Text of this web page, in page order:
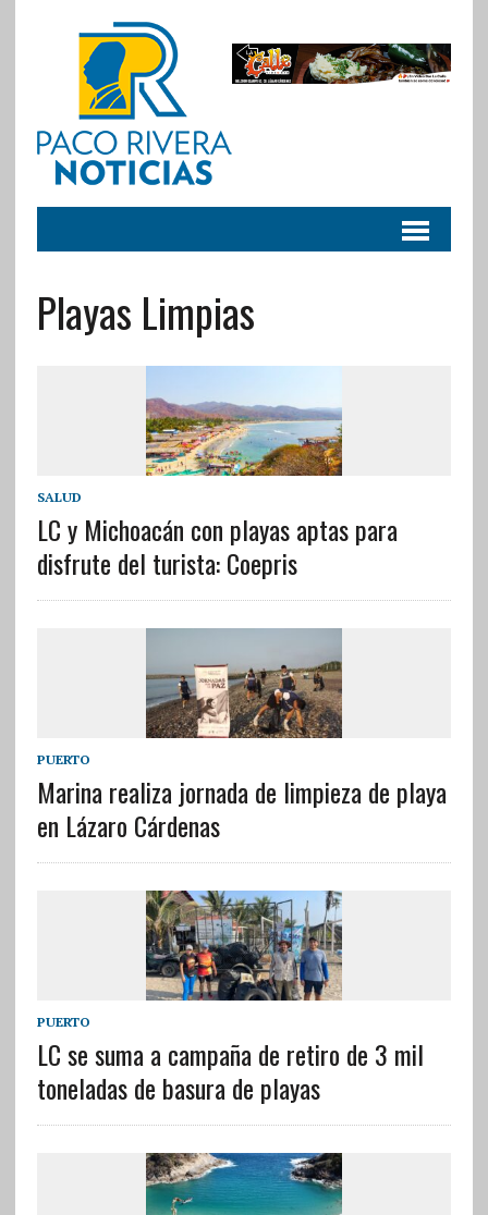
Playas Limpias
SALUD
LC y Michoacán con playas aptas para
disfrute del turista: Coepris
PUERTO
Marina realiza jornada de limpieza de playa
en Lázaro Cárdenas
PUERTO
LC se suma a campaña de retiro de 3 mil
toneladas de basura de playas